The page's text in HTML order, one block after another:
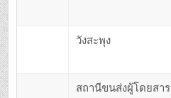
วังสะพุง
สถานีขนส่งผู้โดยสาร